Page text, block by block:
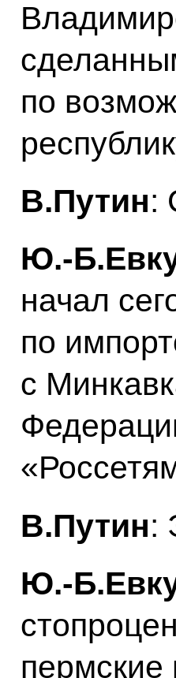
по
В.Путин:
Ю.-
начал
по
с
В.Путин:
Ю.-
пермские